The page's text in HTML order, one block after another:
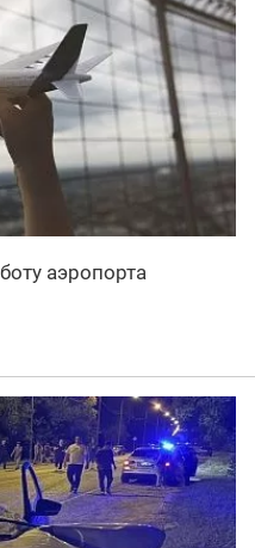
аэропорта